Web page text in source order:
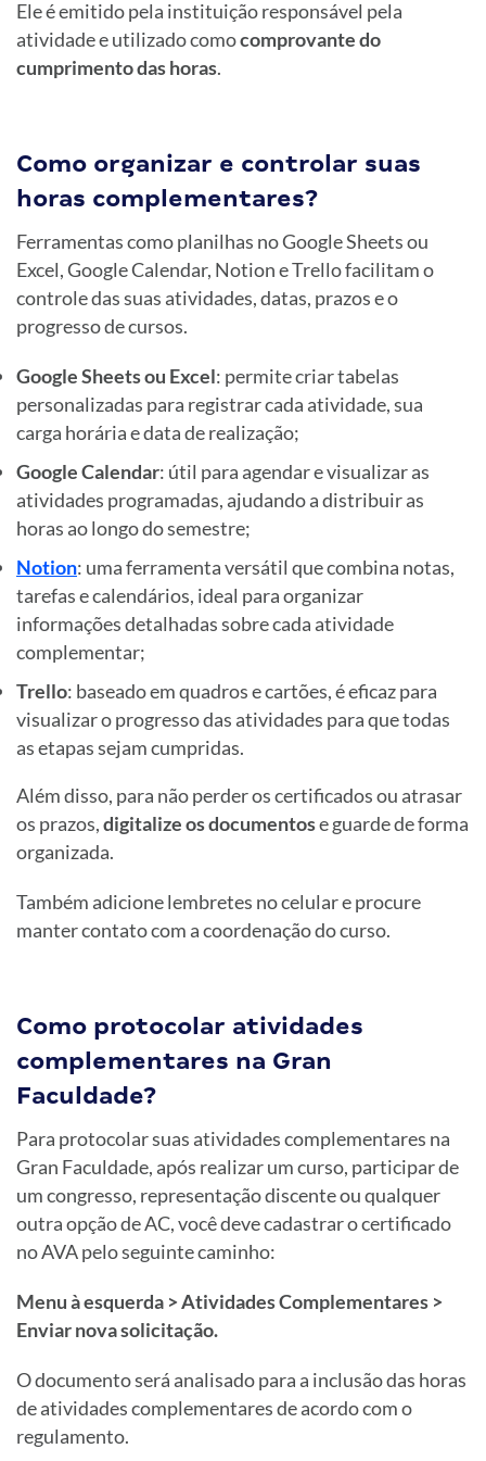
Ele é emitido pela instituição responsável pela
atividade e utilizado comocomprovante do
cumprimento das horas.
Como organizar e controlar suas
horas complementares?
Ferramentas como planilhas no Google Sheets ou
Excel, Google Calendar, Notion e Trello facilitam o
controle das suas atividades, datas, prazos e o
progresso de cursos.
Google Sheets ou Excel: permite criar tabelas
personalizadas para registrar cada atividade, sua
carga horária e data de realização;
Google Calendar: útil para agendar e visualizar as
atividades programadas, ajudando a distribuir as
horas ao longo do semestre;
Notion: uma ferramenta versátil que combina notas,
tarefas e calendários, ideal para organizar
informações detalhadas sobre cada atividade
complementar;
Trello: baseado em quadros e cartões, é eficaz para
visualizar o progresso das atividades para que todas
as etapas sejam cumpridas.
Além disso, para não perder os certificados ou atrasar
os prazos,digitalize os documentose guarde de forma
organizada.
Também adicione lembretes no celular e procure
manter contato com a coordenação do curso.
Como protocolar atividades
complementares na Gran
Faculdade?
Para protocolar suas atividades complementares na
Gran Faculdade, após realizar um curso, participar de
um congresso, representação discente ou qualquer
outra opção de AC, você deve cadastrar o certificado
no AVA pelo seguinte caminho:
Menu à esquerda > Atividades Complementares >
Enviar nova solicitação.
O documento será analisado para a inclusão das horas
de atividades complementares de acordo com o
regulamento.